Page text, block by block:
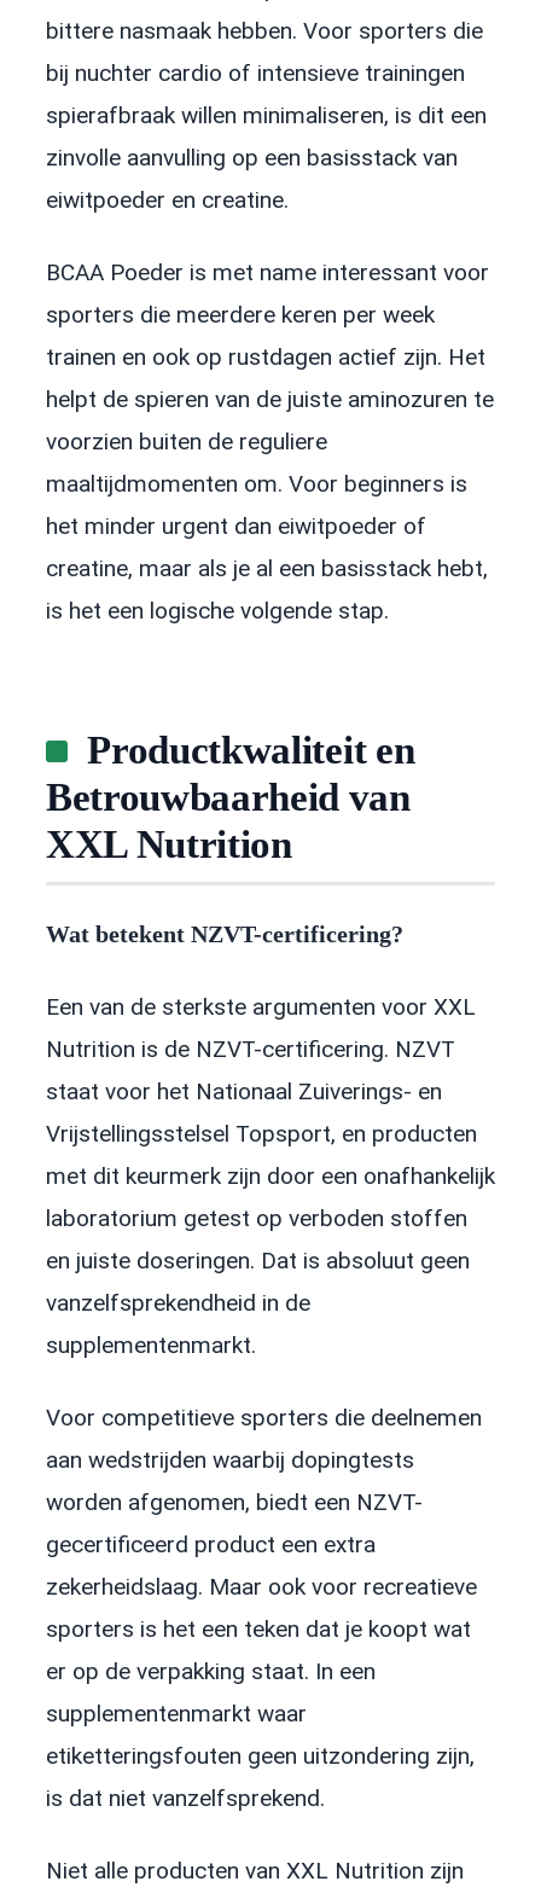
bittere nasmaak hebben. Voor sporters die
bij nuchter cardio of intensieve trainingen
spierafbraak willen minimaliseren, is dit een
zinvolle aanvulling op een basisstack van
eiwitpoeder en creatine.
BCAA Poeder is met name interessant voor
sporters die meerdere keren per week
trainen en ook op rustdagen actief zijn. Het
helpt de spieren van de juiste aminozuren te
voorzien buiten de reguliere
maaltijdmomenten om. Voor beginners is
het minder urgent dan eiwitpoeder of
creatine, maar als je al een basisstack hebt,
is het een logische volgende stap.
Productkwaliteit en
Betrouwbaarheid van
XXL Nutrition
Wat betekent NZVT-certificering?
Een van de sterkste argumenten voor XXL
Nutrition is de NZVT-certificering. NZVT
staat voor het Nationaal Zuiverings- en
Vrijstellingsstelsel Topsport, en producten
met dit keurmerk zijn door een onafhankelijk
laboratorium getest op verboden stoffen
en juiste doseringen. Dat is absoluut geen
vanzelfsprekendheid in de
supplementenmarkt.
Voor competitieve sporters die deelnemen
aan wedstrijden waarbij dopingtests
worden afgenomen, biedt een NZVT-
gecertificeerd product een extra
zekerheidslaag. Maar ook voor recreatieve
sporters is het een teken dat je koopt wat
er op de verpakking staat. In een
supplementenmarkt waar
etiketteringsfouten geen uitzondering zijn,
is dat niet vanzelfsprekend.
Niet alle producten van XXL Nutrition zijn